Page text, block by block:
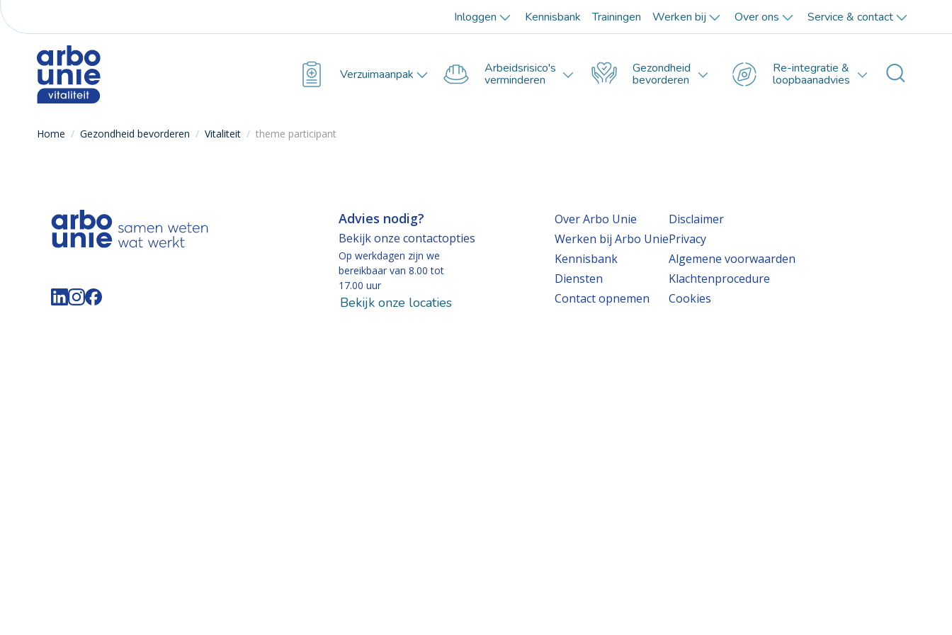
Inloggen Kennisbank Trainingen Werken bij Over ons Service & contact
Verzuimaanpak Arbeidsrisico's
verminderen
Gezondheid
bevorderen
Re-integratie &
loopbaanadvies
Home / Gezondheid bevorderen / Vitaliteit / theme participant
Volg de Arbo Unie op LinkedIn
Volg de Arbo Unie op Instagram
Advies nodig?
Bekijk onze contactopties
Op werkdagen zijn we
bereikbaar van 8.00 tot
17.00 uur
Bekijk onze locaties
Over Arbo Unie
Werken bij Arbo Unie
Kennisbank
Diensten
Contact opnemen
Disclaimer
Privacy
Algemene voorwaarden
Klachtenprocedure
Cookies